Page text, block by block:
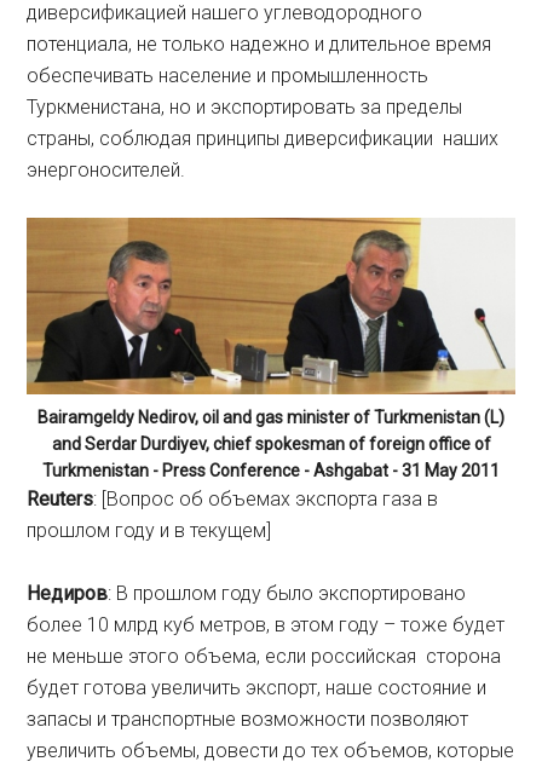
диверсификацией нашего углеводородного
потенциала, не только надежно и длительное время
обеспечивать население и промышленность
Туркменистана, но и экспортировать за пределы
страны, соблюдая принципы диверсификации наших
энергоносителей.
Bairamgeldy Nedirov, oil and gas minister of Turkmenistan (L)
and Serdar Durdiyev, chief spokesman of foreign office of
Turkmenistan - Press Conference - Ashgabat - 31 May 2011
Reuters: [Вопрос об объемах экспорта газа в
прошлом году и в текущем]
Недиров: В прошлом году было экспортировано
более 10 млрд куб метров, в этом году – тоже будет
не меньше этого объема, если российская сторона
будет готова увеличить экспорт, наше состояние и
запасы и транспортные возможности позволяют
увеличить объемы, довести до тех объемов, которые